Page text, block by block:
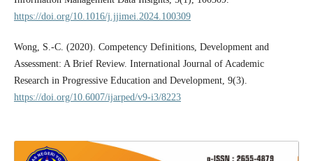
https://doi.org/10.1016/j.jjimei.2024.100309
Wong, S.-C. (2020). Competency Definitions, Development and
Assessment: A Brief Review. International Journal of Academic
Research in Progressive Education and Development, 9(3).
https://doi.org/10.6007/ijarped/v9-i3/8223